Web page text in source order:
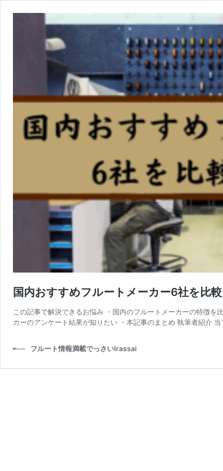
国内おすすめフルートメーカー6社を比
この記事で解決できるお悩み ・国内のフルートメーカーの特徴
カーのアンケート結果が知りたい ・本記事のまとめ 執筆者紹介
フルート情報満載でっさいIrassai